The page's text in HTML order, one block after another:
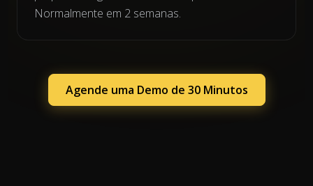
Normalmente em 2 semanas.
Agende uma Demo de 30 Minutos